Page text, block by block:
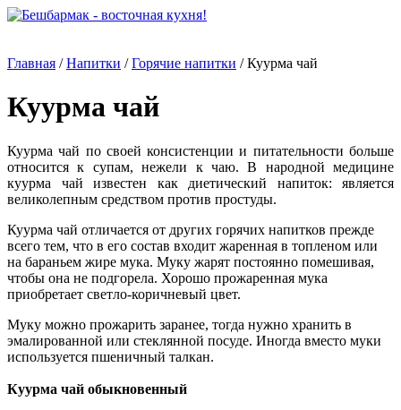
Главная /Напитки /Горячие напитки /Куурма чай
Куурма чай
Куурма чай по своей консистенции и питательности больше
относится к супам, нежели к чаю. В народной медицине
куурма чай известен как диетический напиток: является
великолепным средством против простуды.
Куурма чай отличается от других горячих напитков прежде
всего тем, что в его состав входит жаренная в топленом или
на бараньем жире мука. Муку жарят постоянно помешивая,
чтобы она не подгорела. Хорошо прожаренная мука
приобретает светло-коричневый цвет.
Муку можно прожарить заранее, тогда нужно хранить в
эмалированной или стеклянной посуде. Иногда вместо муки
используется пшеничный талкан.
Куурма чай обыкновенный